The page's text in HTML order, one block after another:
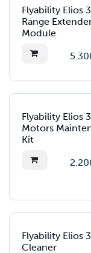
Flyability Elios 3
Range
Module
Flyability Elios 3
Motors
Kit
Flyability Elios
Cleaner